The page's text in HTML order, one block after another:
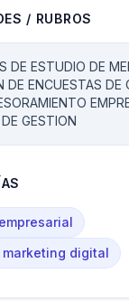
/ RUBROS
DE ESTUDIO DE
DE ENCUESTAS DE
GESTION
digital